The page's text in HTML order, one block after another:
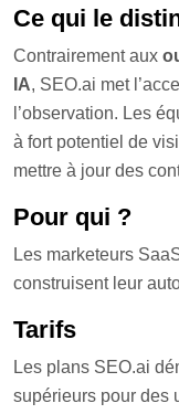
Ce qui le
Contrairement aux
IA, SEO.ai met
l’observation. Les
à fort potentiel de
mettre à jour des
Pour qui ?
Les marketeurs
construisent leur
Tarifs
Les plans SEO.ai
supérieurs pour des